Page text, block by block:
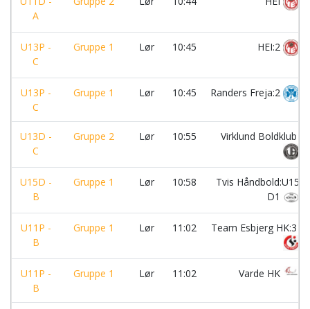
A
U13P -
C
Gruppe 1 Lør 10:45 HEI:2
U13P -
C
Gruppe 1 Lør 10:45 Randers Freja:2
U13D -
C
Gruppe 2 Lør 10:55 Virklund Boldklub
U15D -
B
Gruppe 1 Lør 10:58
Tvis Håndbold:U15
D1
U11P -
B
Gruppe 1 Lør 11:02 Team Esbjerg HK:3
U11P -
B
Gruppe 1 Lør 11:02 Varde HK